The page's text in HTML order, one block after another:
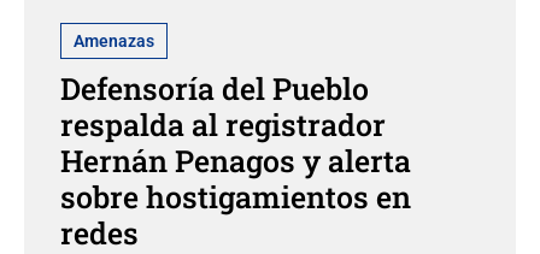
Amenazas
Defensoría del Pueblo
respalda al registrador
Hernán Penagos y alerta
sobre hostigamientos en
redes